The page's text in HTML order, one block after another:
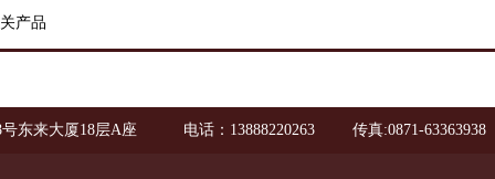
产品
东来大厦18层A座 电话：13888220263 传真:0871-63363938